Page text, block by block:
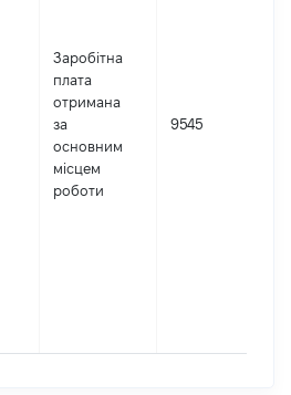
Заробітна
плата
отримана
за
основним
місцем
роботи
9545